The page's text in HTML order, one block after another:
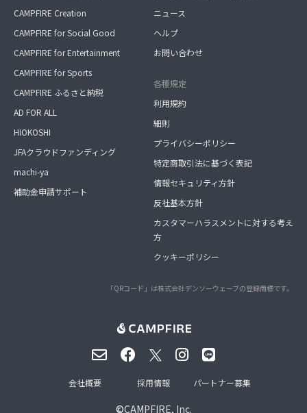
CAMPFIRE Creation
CAMPFIRE for Social Good
CAMPFIRE for Entertainment
CAMPFIRE for Sports
CAMPFIRE ふるさと納税
AD FOR ALL
HIOKOSHI
JFAクラウドファンディング
machi-ya
補助金申請サポート
ニュース
ヘルプ
お問い合わせ
各種規定
利用規約
細則
プライバシーポリシー
特定商取引法に基づく表記
情報セキュリティ方針
反社基本方針
カスタマーハラスメントに対する考え
方
クッキーポリシー
「QRコード」は株式会社デンソーウェーブの登録商標です。
©CAMPFIRE, Inc.
会社概要 採用情報 パートナー募集